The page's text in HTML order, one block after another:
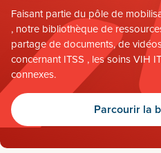
Faisant partie du pôle de
, notre bibliothèque de
partage de documents, de
concernant ITSS , les soins VIH
connexes.
Parcourir la